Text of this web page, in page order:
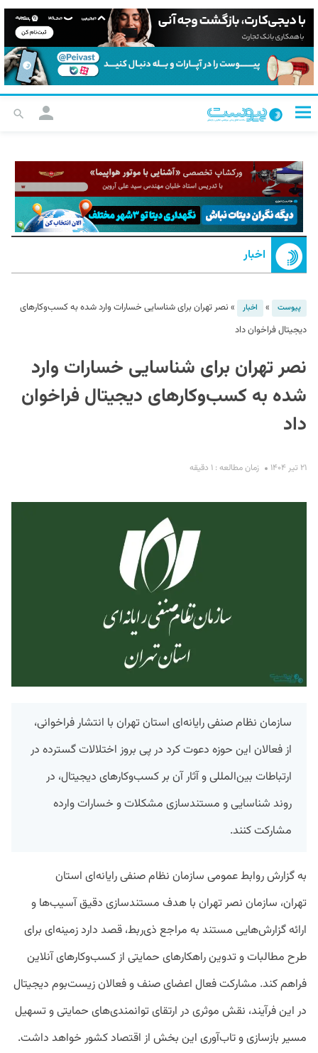
اخبار
پیوست » اخبار » نصر تهران برای شناسایی خسارات وارد شده به کسب‌وکارهای
دیجیتال فراخوان داد
نصر تهران برای شناسایی خسارات وارد
شده به کسب‌وکارهای دیجیتال فراخوان
داد
۲۱ تیر ۱۴۰۴ زمان مطالعه : ۱ دقیقه
سازمان نظام صنفی رایانه‌ای استان تهران با انتشار فراخوانی،
از فعالان این حوزه دعوت کرد در پی بروز اختلالات گسترده در
ارتباطات بین‌المللی و آثار آن بر کسب‌وکارهای دیجیتال، در
روند شناسایی و مستندسازی مشکلات و خسارات وارده
مشارکت کنند.
به گزارش روابط عمومی سازمان نظام صنفی رایانه‌ای استان
تهران، سازمان نصر تهران با هدف مستندسازی دقیق آسیب‌ها و
ارائه گزارش‌هایی مستند به مراجع ذی‌ربط، قصد دارد زمینه‌ای برای
طرح مطالبات و تدوین راهکارهای حمایتی از کسب‌وکارهای آنلاین
فراهم کند. مشارکت فعال اعضای صنف و فعالان زیست‌بوم دیجیتال
در این فرآیند، نقش موثری در ارتقای توانمندی‌های حمایتی و تسهیل
مسیر بازسازی و تاب‌آوری این بخش از اقتصاد کشور خواهد داشت.